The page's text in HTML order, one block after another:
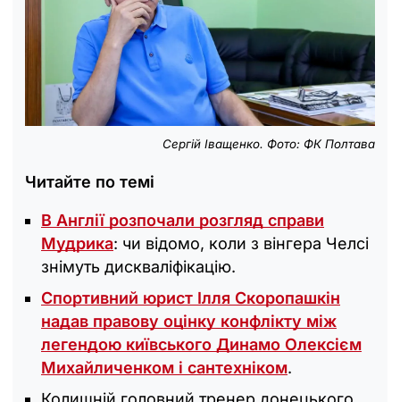
Сергій Іващенко. Фото: ФК Полтава
Читайте по темі
В Англії розпочали розгляд справи
Мудрика: чи відомо, коли з вінгера Челсі
знімуть дискваліфікацію.
Спортивний юрист Ілля Скоропашкін
надав правову оцінку конфлікту між
легендою київського Динамо Олексієм
Михайличенком і сантехніком.